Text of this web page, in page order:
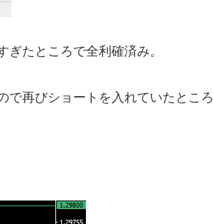
たところで全利確済み。
で再びショートを入れていたところ